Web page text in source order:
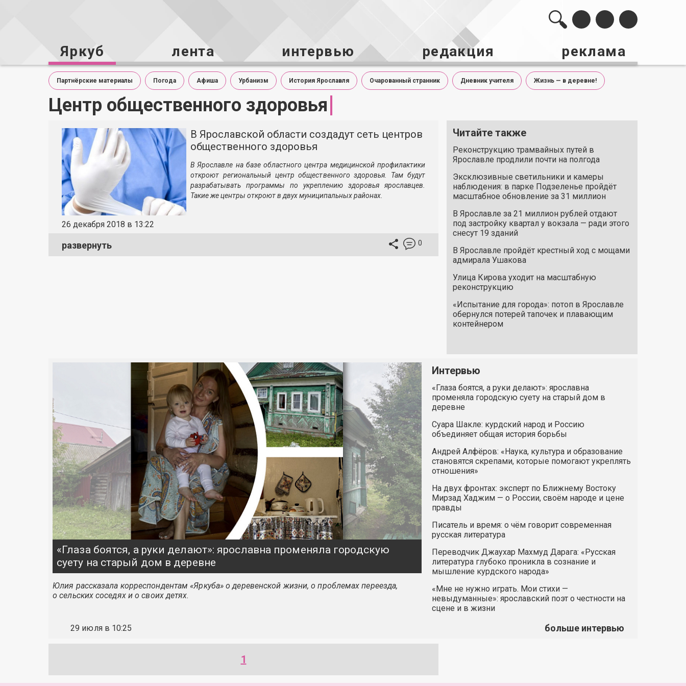
Яркуб лента интервью редакция реклама
Партнёрские материалы Погода Афиша Урбанизм История Ярославля Очарованный странник Дневник учителя Жизнь — в деревне!
Центр общественного здоровья
26 декабря 2018 в 13:22
В Ярославской области создадут сеть центров
общественного здоровья
В Ярославле на базе областного центра медицинской профилактики
откроют региональный центр общественного здоровья. Там будут
разрабатывать программы по укреплению здоровья ярославцев.
Такие же центры откроют в двух муниципальных районах.
развернуть 0
Читайте также
Реконструкцию трамвайных путей в
Ярославле продлили почти на полгода
Эксклюзивные светильники и камеры
наблюдения: в парке Подзеленье пройдёт
масштабное обновление за 31 миллион
В Ярославле за 21 миллион рублей отдают
под застройку квартал у вокзала — ради этого
снесут 19 зданий
В Ярославле пройдёт крестный ход с мощами
адмирала Ушакова
Улица Кирова уходит на масштабную
реконструкцию
«Испытание для города»: потоп в Ярославле
обернулся потерей тапочек и плавающим
контейнером
«Глаза боятся, а руки делают»: ярославна променяла городскую
суету на старый дом в деревне
Юлия рассказала корреспондентам «Яркуба» о деревенской жизни, о проблемах переезда,
о сельских соседях и о своих детях.
29 июля в 10:25
Интервью
«Глаза боятся, а руки делают»: ярославна
променяла городскую суету на старый дом в
деревне
Суара Шакле: курдский народ и Россию
объединяет общая история борьбы
Андрей Алфёров: «Наука, культура и образование
становятся скрепами, которые помогают укреплять
отношения»
На двух фронтах: эксперт по Ближнему Востоку
Мирзад Хаджим — о России, своём народе и цене
правды
Писатель и время: о чём говорит современная
русская литература
Переводчик Джаухар Махмуд Дарага: «Русская
литература глубоко проникла в сознание и
мышление курдского народа»
«Мне не нужно играть. Мои стихи —
невыдуманные»: ярославский поэт о честности на
сцене и в жизни
больше интервью
1